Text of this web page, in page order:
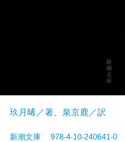
玖月晞／著、泉京鹿／訳
新潮文庫 978-4-10-240641-